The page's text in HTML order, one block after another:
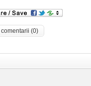
comentarii (0)